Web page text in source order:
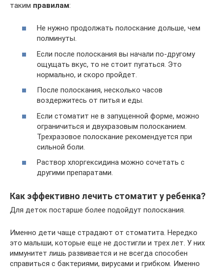
таким правилам:
Не нужно продолжать полоскание дольше, чем
полминуты.
Если после полоскания вы начали по-другому
ощущать вкус, то не стоит пугаться. Это
нормально, и скоро пройдет.
После полоскания, несколько часов
воздержитесь от питья и еды.
Если стоматит не в запущенной форме, можно
ограничиться и двухразовым полосканием.
Трехразовое полоскание рекомендуется при
сильной боли.
Раствор хлоргексидина можно сочетать с
другими препаратами.
Как эффективно лечить стоматит у ребенка?
Для деток постарше более подойдут полоскания.
Именно дети чаще страдают от стоматита. Нередко
это малыши, которые еще не достигли и трех лет. У них
иммунитет лишь развивается и не всегда способен
справиться с бактериями, вирусами и грибком. Именно